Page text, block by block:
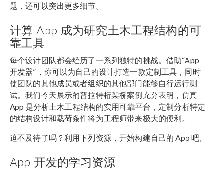
题，还可以突出更多细节。
计算 App 成为研究土木工程结构的可
靠工具
每个设计团队都会经历了一系列独特的挑战。借助“App
开发器”，你可以为自己的设计打造一款定制工具，同时
使团队的其他成员或者组织的其他部门能够自行运行测
试。我们今天展示的普拉特桁架桥案例充分表明，仿真
App 是分析土木工程结构的实用可靠平台，定制分析特定
的结构设计和载荷条件将为工程师带来极大的便利。
迫不及待了吗？利用下列资源，开始构建自己的 App 吧。
App 开发的学习资源